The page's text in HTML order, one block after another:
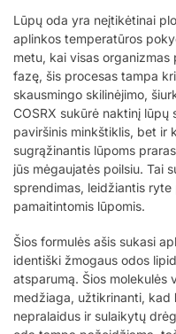
Lūpų oda yra neįtikėtinai
aplinkos temperatūros
metu, kai visas organizmas
fazę, šis procesas tampa
skausmingo skilinėjimo,
COSRX sukūrė naktinį
paviršinis minkštiklis, bet ir
sugrąžinantis lūpoms
jūs mėgaujatės poilsiu. Tai
sprendimas, leidžiantis
pamaitintomis lūpomis.
Šios formulės ašis sukasi
identiški žmogaus odos
atsparumą. Šios molekulės
medžiaga, užtikrinanti, kad
nepralaidus ir sulaikytų